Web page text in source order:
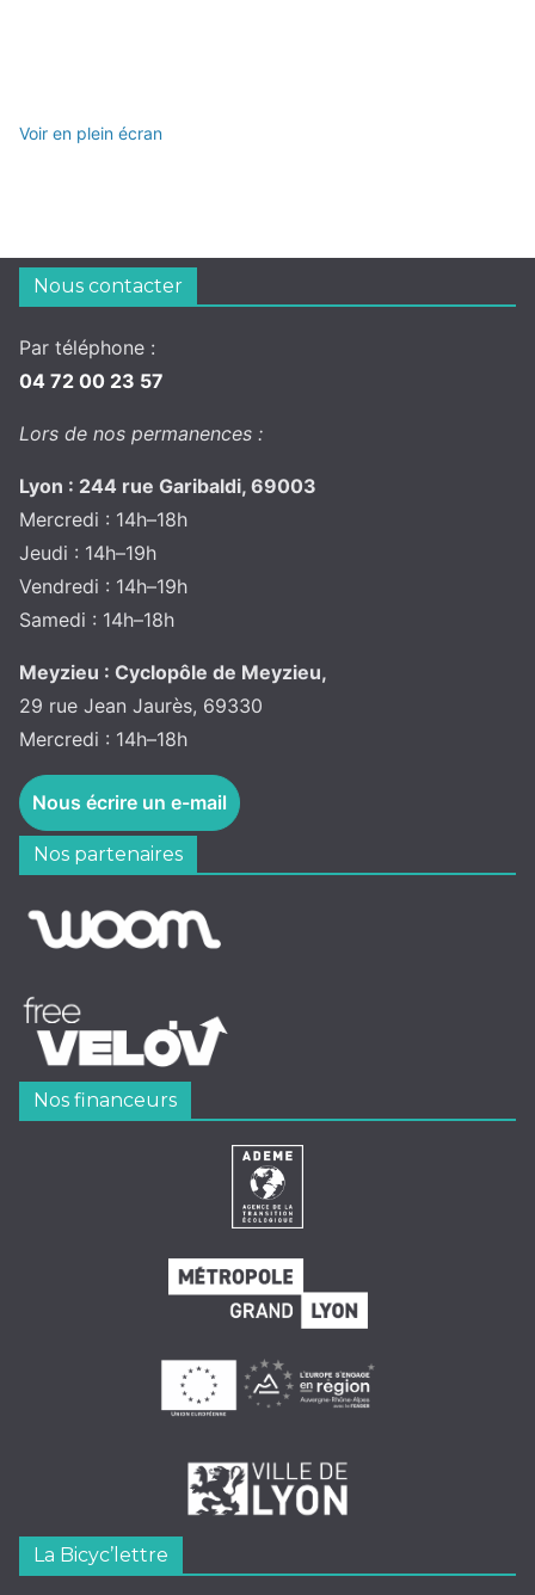
Voir en plein écran
Nous contacter
Par téléphone :
04 72 00 23 57
Lors de nos permanences :
Lyon : 244 rue Garibaldi, 69003
Mercredi : 14h–18h
Jeudi : 14h–19h
Vendredi : 14h–19h
Samedi : 14h–18h
Meyzieu : Cyclopôle de Meyzieu,
29 rue Jean Jaurès, 69330
Mercredi : 14h–18h
Nous écrire un e-mail
Nos partenaires
Nos financeurs
La Bicyc’lettre